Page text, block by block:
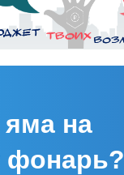
на
фонарь?